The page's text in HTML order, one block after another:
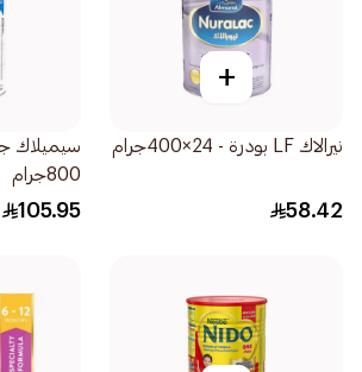
+
نيرالاك LF بودرة - 24×400جرام
58.42
800جرام
105.95